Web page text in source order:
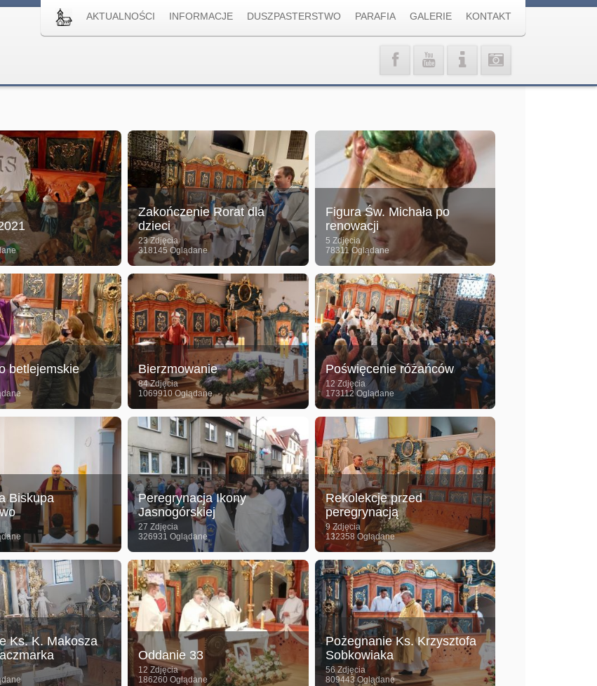
AKTUALNOŚCI INFORMACJE DUSZPASTERSTWO PARAFIA GALERIE KONTAKT
Zakończenie Rorat dla
dzieci
23 Zdjęcia
318145 Oglądane
Figura Św. Michała po
renowacji
5 Zdjęcia
78311 Oglądane
betlejemskie Bierzmowanie
84 Zdjęcia
1069910 Oglądane
Poświęcenie różańców
12 Zdjęcia
173112 Oglądane
Biskupa
Peregrynacja Ikony
Jasnogórskiej
27 Zdjęcia
326931 Oglądane
Rekolekcje przed
peregrynacją
9 Zdjęcia
132358 Oglądane
Ks. K. Makosza
Oddanie 33
12 Zdjęcia
186260 Oglądane
Pożegnanie Ks. Krzysztofa
Sobkowiaka
56 Zdjęcia
809443 Oglądane